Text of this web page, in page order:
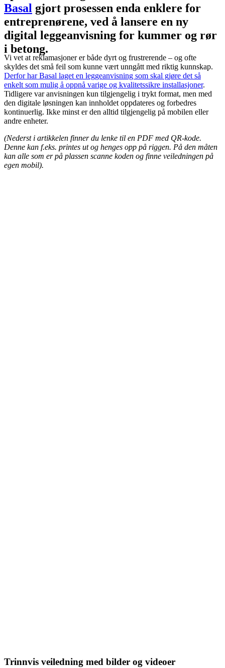
Basal gjort prosessen enda enklere for
entreprenørene, ved å lansere en ny
digital leggeanvisning for kummer og rør
i betong.
Vi vet at reklamasjoner er både dyrt og frustrerende – og ofte
skyldes det små feil som kunne vært unngått med riktig kunnskap.
Derfor har Basal laget en leggeanvisning som skal gjøre det så
enkelt som mulig å oppnå varige og kvalitetssikre installasjoner.
Tidligere var anvisningen kun tilgjengelig i trykt format, men med
den digitale løsningen kan innholdet oppdateres og forbedres
kontinuerlig. Ikke minst er den alltid tilgjengelig på mobilen eller
andre enheter.
(Nederst i artikkelen finner du lenke til en PDF med QR-kode.
Denne kan f.eks. printes ut og henges opp på riggen. På den måten
kan alle som er på plassen scanne koden og finne veiledningen på
egen mobil).
Trinnvis veiledning med bilder og videoer